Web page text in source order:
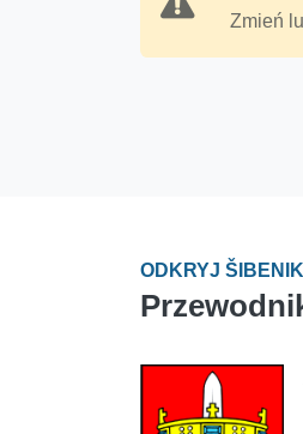
Zmień
ODKRYJ